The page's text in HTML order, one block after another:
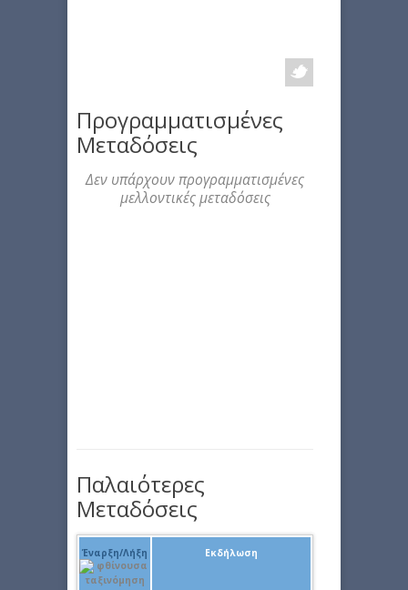
Προγραμματισμένες
Μεταδόσεις
Δεν υπάρχουν προγραμματισμένες
μελλοντικές μεταδόσεις
Παλαιότερες
Μεταδόσεις
Έναρξη/Λήξη Εκδήλωση